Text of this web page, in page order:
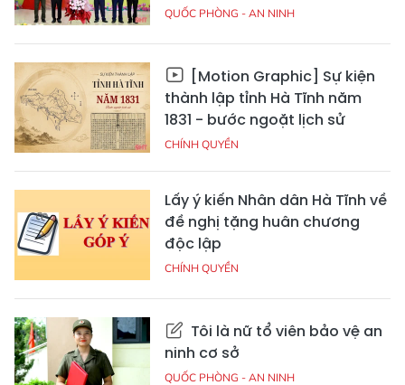
QUỐC PHÒNG - AN NINH
[Motion Graphic] Sự kiện
thành lập tỉnh Hà Tĩnh năm
1831 - bước ngoặt lịch sử
CHÍNH QUYỀN
Lấy ý kiến Nhân dân Hà Tĩnh về
đề nghị tặng huân chương
độc lập
CHÍNH QUYỀN
Tôi là nữ tổ viên bảo vệ an
ninh cơ sở
QUỐC PHÒNG - AN NINH